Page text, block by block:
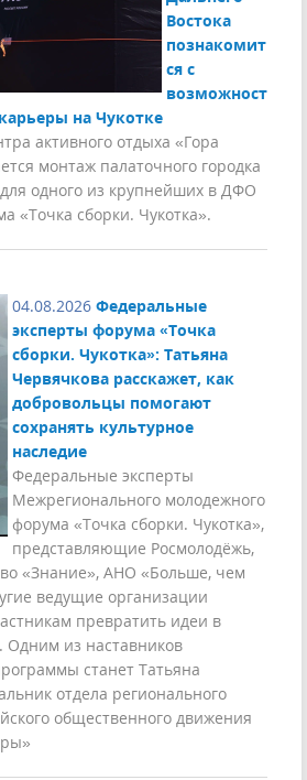
Востока
познакомит
ся с
возможност
на Чукотке
активного отдыха «Гора
монтаж палаточного городка
одного из крупнейших в ДФО
«Точка сборки. Чукотка».
04.08.2026 Федеральные
эксперты форума «Точка
сборки. Чукотка»: Татьяна
Червячкова расскажет, как
добровольцы помогают
сохранять культурное
наследие
Федеральные эксперты
Межрегионального молодежного
форума «Точка сборки. Чукотка»,
представляющие Росмолодёжь,
«Знание», АНО «Больше, чем
ведущие организации
превратить идеи в
Одним из наставников
станет Татьяна
отдела регионального
общественного движения